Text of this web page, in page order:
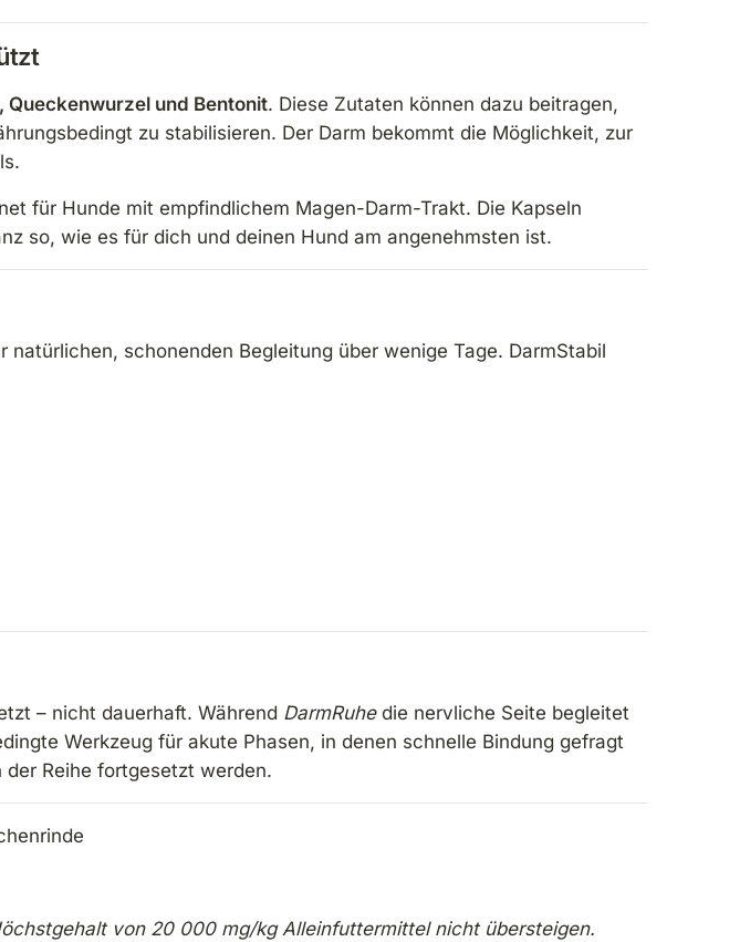
Queckenwurzel und Bentonit. Diese Zutaten können dazu beitragen,
zu stabilisieren. Der Darm bekommt die Möglichkeit, zur
für Hunde mit empfindlichem Magen-Darm-Trakt. Die Kapseln
so, wie es für dich und deinen Hund am angenehmsten ist.
schonenden Begleitung über wenige Tage. DarmStabil
– nicht dauerhaft. Während DarmRuhedie nervliche Seite begleitet
Werkzeug für akute Phasen, in denen schnelle Bindung gefragt
Reihe fortgesetzt werden.
von 20 000 mg/kg Alleinfuttermittel nicht übersteigen.